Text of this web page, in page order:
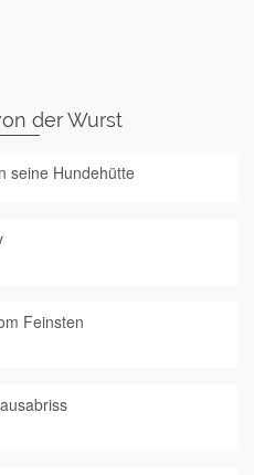
der Wurst
seine Hundehütte
Feinsten